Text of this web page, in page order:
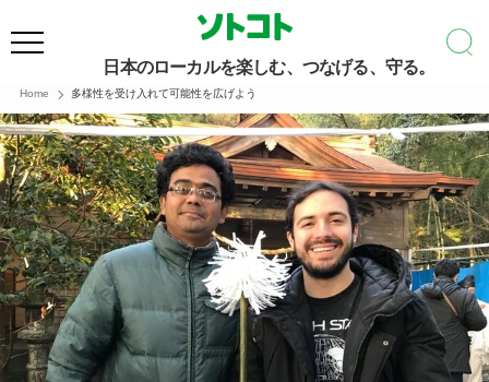
日本のローカルを楽しむ、つなげる、守る。
Home 多様性を受け入れて可能性を広げよう